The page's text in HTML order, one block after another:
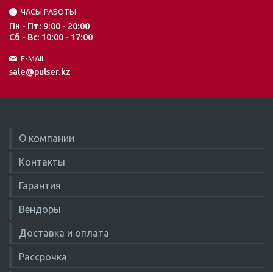
ЧАСЫ РАБОТЫ
Пн - Пт: 9:00 - 20:00
Сб - Вс: 10:00 - 17:00
E-MAIL
sale@pulser.kz
О компании
Контакты
Гарантия
Вендоры
Доставка и оплата
Рассрочка